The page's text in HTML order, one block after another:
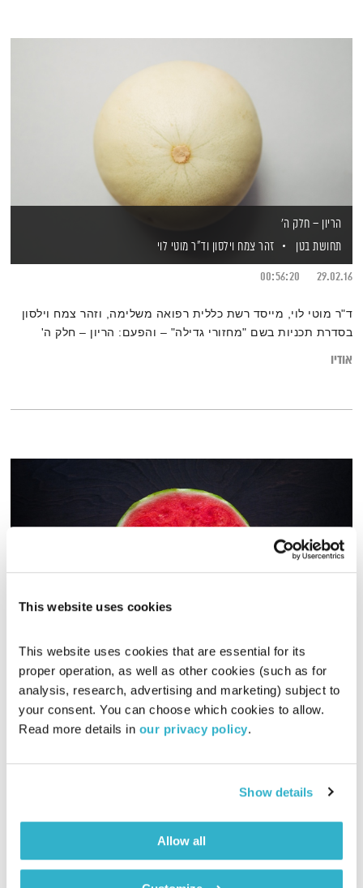
This website uses cookies
This website uses cookies that are essential for its
proper operation, as well as other cookies (such as for
analysis, research, advertising and marketing) subject to
your consent. You can choose which cookies to allow.
Read more details in our privacy policy.
Show details
Allow all
הריון – חלק ה'
תחושת בטן
זהר צמח וילסון וד"ר מוטי לוי
29.02.16
00:56:20
ד"ר מוטי לוי, מייסד רשת כללית רפואה משלימה, וזהר צמח וילסון
בסדרת תכניות בשם "מחזורי גדילה" – והפעם: הריון – חלק ה'
אודיו
הריון – חלק ד'
תחושת בטן
זהר צמח וילסון וד"ר מוטי לוי
08.02.16
00:57:27
ד"ר מוטי לוי, מייסד רשת כללית רפואה משלימה, וזהר צמח וילסון